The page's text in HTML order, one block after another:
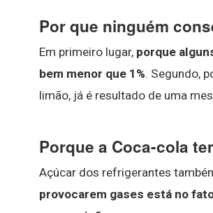
Por que ninguém
Em primeiro lugar, porque
bem menor que 1%. Segundo,
limão, já é resultado de uma
Porque a Coca-cola
Açúcar dos refrigerantes
provocarem gases está no